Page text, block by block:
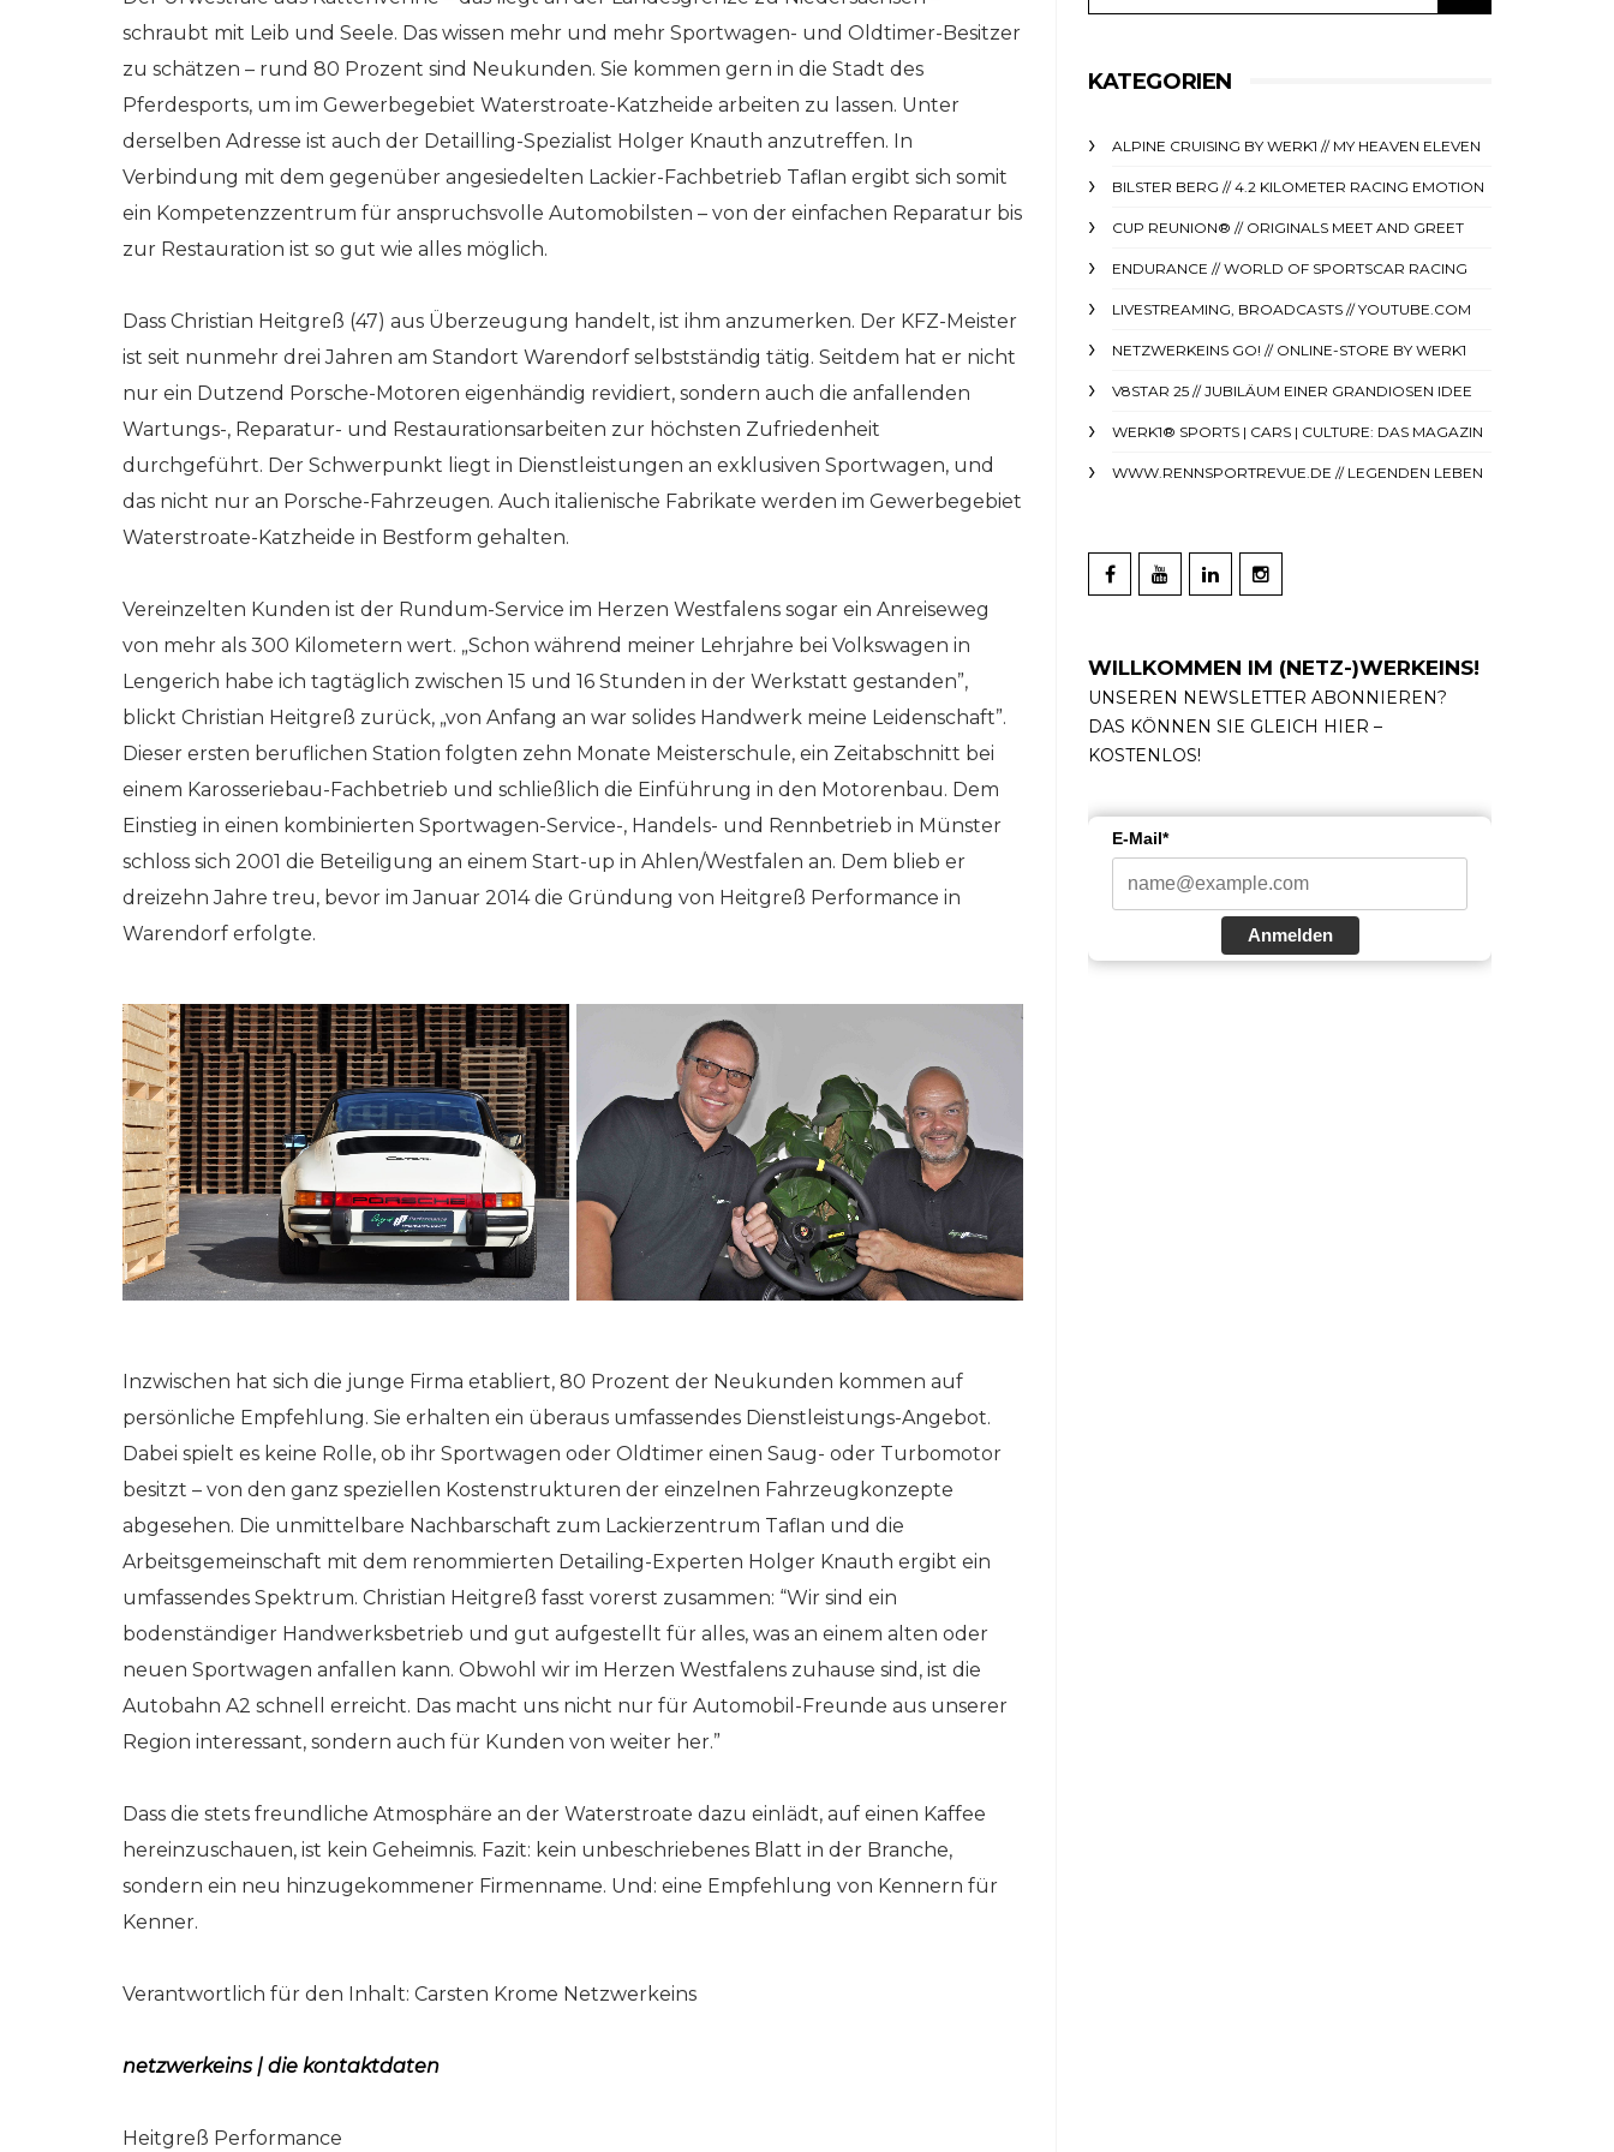
schraubt mit Leib und Seele. Das wissen mehr und mehr Sportwagen- und Oldtimer-Besitzer
zu schätzen – rund 80 Prozent sind Neukunden. Sie kommen gern in die Stadt des
Pferdesports, um im Gewerbegebiet Waterstroate-Katzheide arbeiten zu lassen. Unter
derselben Adresse ist auch der Detailling-Spezialist Holger Knauth anzutreffen. In
Verbindung mit dem gegenüber angesiedelten Lackier-Fachbetrieb Taflan ergibt sich somit
ein Kompetenzzentrum für anspruchsvolle Automobilsten – von der einfachen Reparatur bis
zur Restauration ist so gut wie alles möglich.
Dass Christian Heitgreß (47) aus Überzeugung handelt, ist ihm anzumerken. Der KFZ-Meister
ist seit nunmehr drei Jahren am Standort Warendorf selbstständig tätig. Seitdem hat er nicht
nur ein Dutzend Porsche-Motoren eigenhändig revidiert, sondern auch die anfallenden
Wartungs-, Reparatur- und Restaurationsarbeiten zur höchsten Zufriedenheit
durchgeführt. Der Schwerpunkt liegt in Dienstleistungen an exklusiven Sportwagen, und
das nicht nur an Porsche-Fahrzeugen. Auch italienische Fabrikate werden im Gewerbegebiet
Waterstroate-Katzheide in Bestform gehalten.
Vereinzelten Kunden ist der Rundum-Service im Herzen Westfalens sogar ein Anreiseweg
von mehr als 300 Kilometern wert. „Schon während meiner Lehrjahre bei Volkswagen in
Lengerich habe ich tagtäglich zwischen 15 und 16 Stunden in der Werkstatt gestanden”,
blickt Christian Heitgreß zurück, „von Anfang an war solides Handwerk meine Leidenschaft”.
Dieser ersten beruflichen Station folgten zehn Monate Meisterschule, ein Zeitabschnitt bei
einem Karosseriebau-Fachbetrieb und schließlich die Einführung in den Motorenbau. Dem
Einstieg in einen kombinierten Sportwagen-Service-, Handels- und Rennbetrieb in Münster
schloss sich 2001 die Beteiligung an einem Start-up in Ahlen/Westfalen an. Dem blieb er
dreizehn Jahre treu, bevor im Januar 2014 die Gründung von Heitgreß Performance in
Warendorf erfolgte.
Inzwischen hat sich die junge Firma etabliert, 80 Prozent der Neukunden kommen auf
persönliche Empfehlung. Sie erhalten ein überaus umfassendes Dienstleistungs-Angebot.
Dabei spielt es keine Rolle, ob ihr Sportwagen oder Oldtimer einen Saug- oder Turbomotor
besitzt – von den ganz speziellen Kostenstrukturen der einzelnen Fahrzeugkonzepte
abgesehen. Die unmittelbare Nachbarschaft zum Lackierzentrum Taflan und die
Arbeitsgemeinschaft mit dem renommierten Detailing-Experten Holger Knauth ergibt ein
umfassendes Spektrum. Christian Heitgreß fasst vorerst zusammen: “Wir sind ein
bodenständiger Handwerksbetrieb und gut aufgestellt für alles, was an einem alten oder
neuen Sportwagen anfallen kann. Obwohl wir im Herzen Westfalens zuhause sind, ist die
Autobahn A2 schnell erreicht. Das macht uns nicht nur für Automobil-Freunde aus unserer
Region interessant, sondern auch für Kunden von weiter her.”
Dass die stets freundliche Atmosphäre an der Waterstroate dazu einlädt, auf einen Kaffee
hereinzuschauen, ist kein Geheimnis. Fazit: kein unbeschriebenes Blatt in der Branche,
sondern ein neu hinzugekommener Firmenname. Und: eine Empfehlung von Kennern für
Kenner.
Verantwortlich für den Inhalt: Carsten Krome Netzwerkeins
netzwerkeins | die kontaktdaten
Heitgreß Performance
KATEGORIEN
ALPINE CRUISING BY WERK1 // MY HEAVEN ELEVEN
BILSTER BERG // 4.2 KILOMETER RACING EMOTION
CUP REUNION® // ORIGINALS MEET AND GREET
ENDURANCE // WORLD OF SPORTSCAR RACING
LIVESTREAMING, BROADCASTS // YOUTUBE.COM
NETZWERKEINS GO! // ONLINE-STORE BY WERK1
V8STAR 25 // JUBILÄUM EINER GRANDIOSEN IDEE
WERK1® SPORTS | CARS | CULTURE: DAS MAGAZIN
WWW.RENNSPORTREVUE.DE // LEGENDEN LEBEN
WILLKOMMEN IM (NETZ-)WERKEINS!
UNSEREN NEWSLETTER ABONNIEREN?
DAS KÖNNEN SIE GLEICH HIER –
KOSTENLOS!
E-Mail*
Anmelden